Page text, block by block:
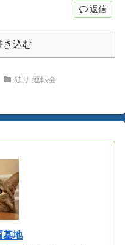
返信
き込む
独り 運転会
基地